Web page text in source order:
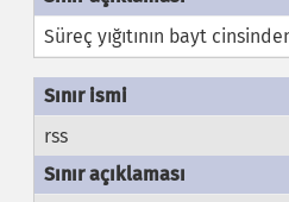
Süreç yığıtının bayt
rss